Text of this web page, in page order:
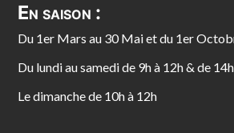
En saison :
Du 1er Mars au 30 Mai et du 1er
Du lundi au samedi de 9h à 12h & de
Le dimanche de 10h à 12h